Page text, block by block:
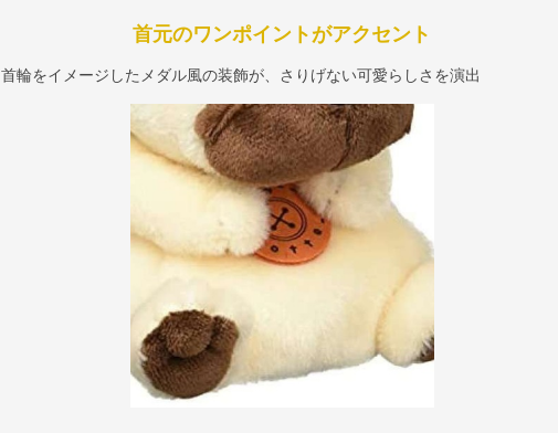
首元のワンポイントがアクセント
首輪をイメージしたメダル風の装飾が、さりげない可愛らしさを演出